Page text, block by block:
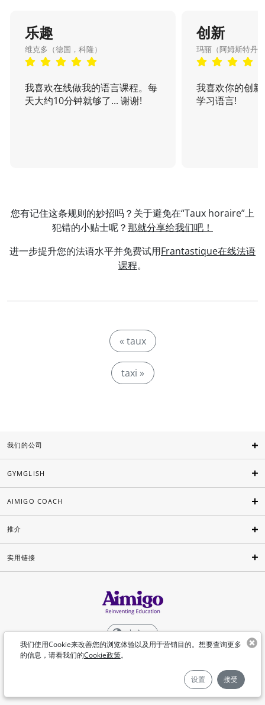
乐趣
维克多（德国，科隆）
我喜欢在线做我的语言课程。每
天大约10分钟就够了... 谢谢!
创新
玛丽（阿姆斯特丹
我喜欢你的创
学习语言!
您有记住这条规则的妙招吗？关于避免在“Taux horaire”上
犯错的小贴士呢？那就分享给我们吧！
进一步提升您的法语水平并免费试用Frantastique在线法语
课程。
« taux
taxi »
我们使用Cookie来改善您的浏览体验以及用于营销目的。想要查询更多
的信息，请看我们的Cookie政策。
设置 接受
我们的公司
GYMGLISH
AIMIGO COACH
推介
实用链接
中文
©Aimigo 2026